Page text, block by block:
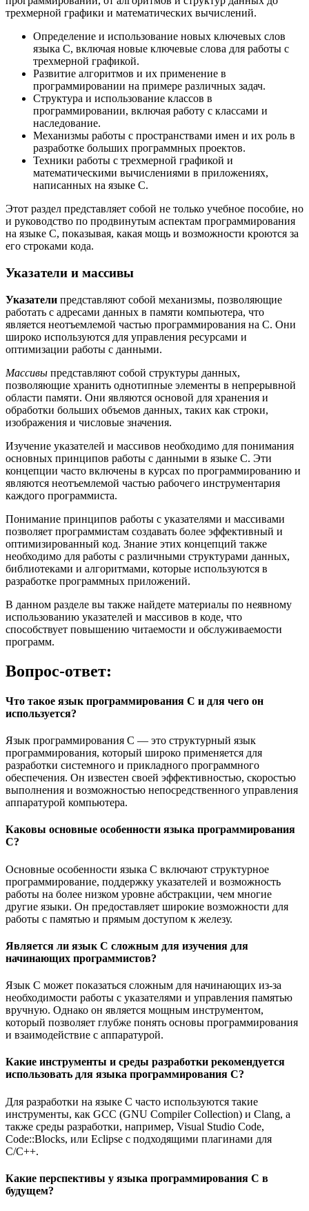
трехмерной графики и математических вычислений.
Определение и использование новых ключевых слов
языка C, включая новые ключевые слова для работы с
трехмерной графикой.
Развитие алгоритмов и их применение в
программировании на примере различных задач.
Структура и использование классов в
программировании, включая работу с классами и
наследование.
Механизмы работы с пространствами имен и их роль в
разработке больших программных проектов.
Техники работы с трехмерной графикой и
математическими вычислениями в приложениях,
написанных на языке C.
Этот раздел представляет собой не только учебное пособие, но
и руководство по продвинутым аспектам программирования
на языке C, показывая, какая мощь и возможности кроются за
его строками кода.
Указатели и массивы
Указатели представляют собой механизмы, позволяющие
работать с адресами данных в памяти компьютера, что
является неотъемлемой частью программирования на C. Они
широко используются для управления ресурсами и
оптимизации работы с данными.
Массивы представляют собой структуры данных,
позволяющие хранить однотипные элементы в непрерывной
области памяти. Они являются основой для хранения и
обработки больших объемов данных, таких как строки,
изображения и числовые значения.
Изучение указателей и массивов необходимо для понимания
основных принципов работы с данными в языке C. Эти
концепции часто включены в курсах по программированию и
являются неотъемлемой частью рабочего инструментария
каждого программиста.
Понимание принципов работы с указателями и массивами
позволяет программистам создавать более эффективный и
оптимизированный код. Знание этих концепций также
необходимо для работы с различными структурами данных,
библиотеками и алгоритмами, которые используются в
разработке программных приложений.
В данном разделе вы также найдете материалы по неявному
использованию указателей и массивов в коде, что
способствует повышению читаемости и обслуживаемости
программ.
Вопрос-ответ:
Что такое язык программирования C и для чего он
используется?
Язык программирования C — это структурный язык
программирования, который широко применяется для
разработки системного и прикладного программного
обеспечения. Он известен своей эффективностью, скоростью
выполнения и возможностью непосредственного управления
аппаратурой компьютера.
Каковы основные особенности языка программирования
C?
Основные особенности языка C включают структурное
программирование, поддержку указателей и возможность
работы на более низком уровне абстракции, чем многие
другие языки. Он предоставляет широкие возможности для
работы с памятью и прямым доступом к железу.
Является ли язык C сложным для изучения для
начинающих программистов?
Язык C может показаться сложным для начинающих из-за
необходимости работы с указателями и управления памятью
вручную. Однако он является мощным инструментом,
который позволяет глубже понять основы программирования
и взаимодействие с аппаратурой.
Какие инструменты и среды разработки рекомендуется
использовать для языка программирования C?
Для разработки на языке C часто используются такие
инструменты, как GCC (GNU Compiler Collection) и Clang, а
также среды разработки, например, Visual Studio Code,
Code::Blocks, или Eclipse с подходящими плагинами для
C/C++.
Какие перспективы у языка программирования C в
будущем?